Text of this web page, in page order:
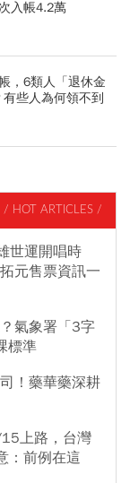
入帳4.2萬
，6類人「退休金
些人為何領不到
/ HOT ARTICLES /
世運開唱時
元售票資訊一
氣象署「3字
標準
！藥華藥深耕
上路，台灣
：前例在這